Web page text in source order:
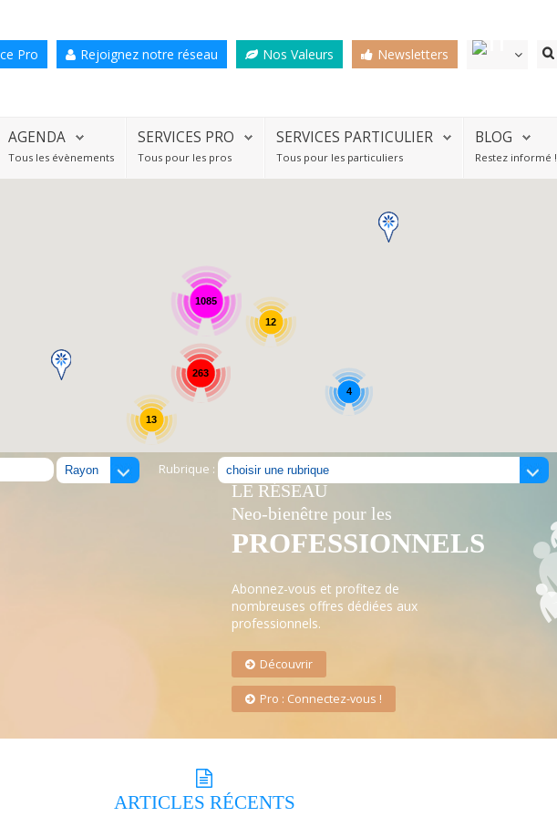
Pro Rejoignez notre réseau Nos Valeurs Newsletters
AGENDA
Tous les évènements
SERVICES PRO
Tous pour les pros
SERVICES PARTICULIER
Tous pour les particuliers
BLOG
Restez informé !
1085
13
263
4
12
Rubrique :
LE RÉSEAU
Neo-bienêtre pour les
PROFESSIONNELS
Abonnez-vous et profitez de
nombreuses offres dédiées aux
professionnels.
Découvrir
Pro : Connectez-vous !
ARTICLES RÉCENTS